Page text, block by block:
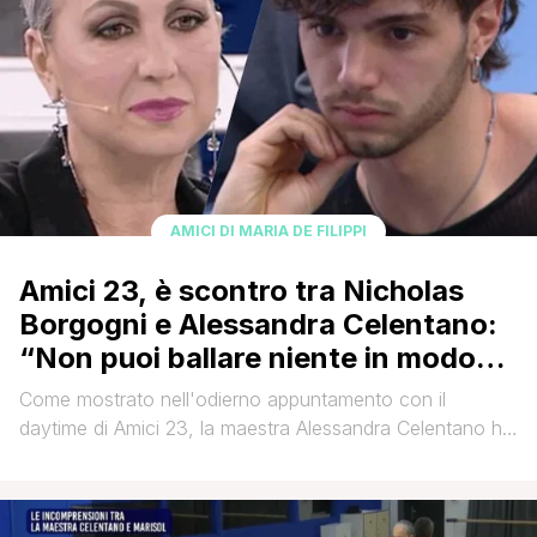
AMICI DI MARIA DE FILIPPI
Amici 23, è scontro tra Nicholas
Borgogni e Alessandra Celentano:
“Non puoi ballare niente in modo
decente”
Come mostrato nell'odierno appuntamento con il
daytime di Amici 23, la maestra Alessandra Celentano ha
del ballerino di Raimondo Todaro sottolineando di non